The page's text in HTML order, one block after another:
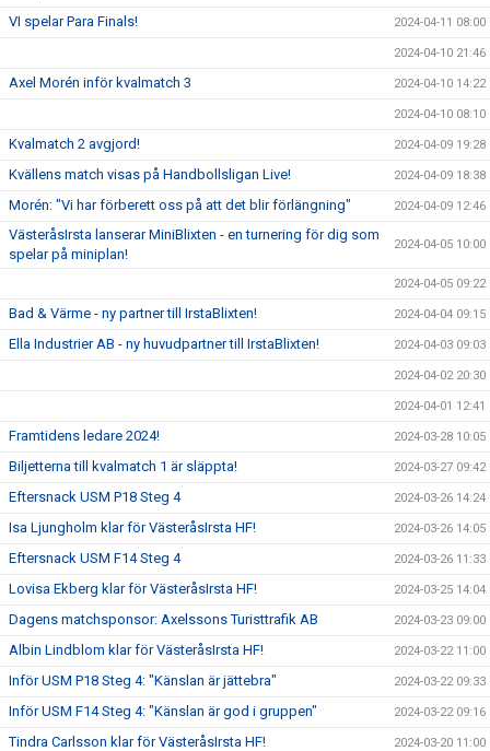
VI spelar Para Finals! 2024-04-11 08:00
2024-04-10 21:46
Axel Morén inför kvalmatch 3 2024-04-10 14:22
2024-04-10 08:10
Kvalmatch 2 avgjord! 2024-04-09 19:28
Kvällens match visas på Handbollsligan Live! 2024-04-09 18:38
Morén: "Vi har förberett oss på att det blir förlängning" 2024-04-09 12:46
VästeråsIrsta lanserar MiniBlixten - en turnering för dig som
spelar på miniplan!
2024-04-05 10:00
2024-04-05 09:22
Bad & Värme - ny partner till IrstaBlixten! 2024-04-04 09:15
Ella Industrier AB - ny huvudpartner till IrstaBlixten! 2024-04-03 09:03
2024-04-02 20:30
2024-04-01 12:41
Framtidens ledare 2024! 2024-03-28 10:05
Biljetterna till kvalmatch 1 är släppta! 2024-03-27 09:42
Eftersnack USM P18 Steg 4 2024-03-26 14:24
Isa Ljungholm klar för VästeråsIrsta HF! 2024-03-26 14:05
Eftersnack USM F14 Steg 4 2024-03-26 11:33
Lovisa Ekberg klar för VästeråsIrsta HF! 2024-03-25 14:04
Dagens matchsponsor: Axelssons Turisttrafik AB 2024-03-23 09:00
Albin Lindblom klar för VästeråsIrsta HF! 2024-03-22 11:00
Inför USM P18 Steg 4: "Känslan är jättebra" 2024-03-22 09:33
Inför USM F14 Steg 4: "Känslan är god i gruppen" 2024-03-22 09:16
Tindra Carlsson klar för VästeråsIrsta HF! 2024-03-20 11:00